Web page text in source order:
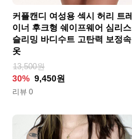
커플캔디 여성용 섹시 허리 트레
이너 후크형 쉐이프웨어 심리스
슬리밍 바디수트 고탄력 보정속
옷
13,500원
30% 9,450원
리뷰 0